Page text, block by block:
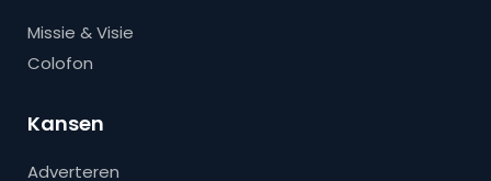
Missie & Visie
Colofon
Kansen
Adverteren